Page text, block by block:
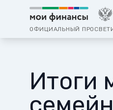
ОФИЦИАЛЬНЫЙ
Итоги